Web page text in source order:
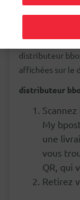
Dès que votre
recevez un e-
distributeur
affichées sur le
distributeur
My
une
vous
QR, qui
Retirez